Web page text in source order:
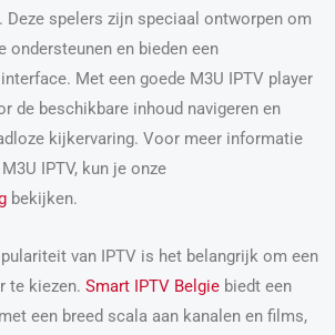
. Deze spelers zijn speciaal ontworpen om
ondersteunen en bieden een
Met een goede M3U IPTV player
de beschikbare inhoud navigeren en
kijkervaring. Voor meer informatie
IPTV, kun je onze
bekijken.
van IPTV is het belangrijk om een
te kiezen. Smart IPTV Belgie biedt een
een breed scala aan kanalen en films,